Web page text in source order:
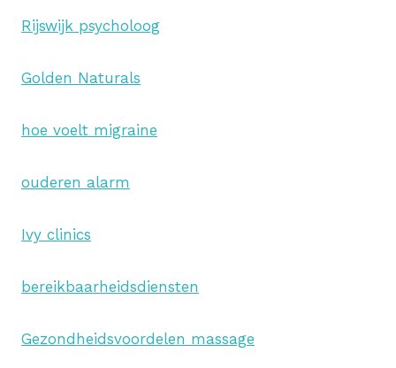
Rijswijk psycholoog
Golden Naturals
hoe voelt migraine
ouderen alarm
Ivy clinics
bereikbaarheidsdiensten
Gezondheidsvoordelen massage